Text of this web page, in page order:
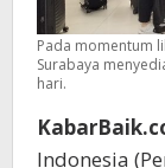
Pada momentum
Surabaya
hari.
Indonesia